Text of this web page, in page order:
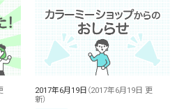
2017年6月19日 （2017年6月19日 更
新）